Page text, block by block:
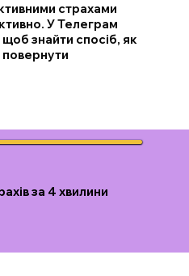
страхами
У Телеграм
знайти спосіб, як
повернути
за 4 хвилини